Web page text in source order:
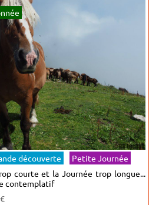
découverte
Petite Journée
courte et la Journée trop longue...
contemplatif